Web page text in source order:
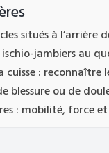
situés à l’arrière
jambiers au
cuisse : reconnaître
blessure ou de
: mobilité, force